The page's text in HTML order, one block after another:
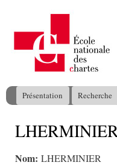
Menu principal
Présentation Recherche
Vous êtes ici
Nom: LHERMINIER